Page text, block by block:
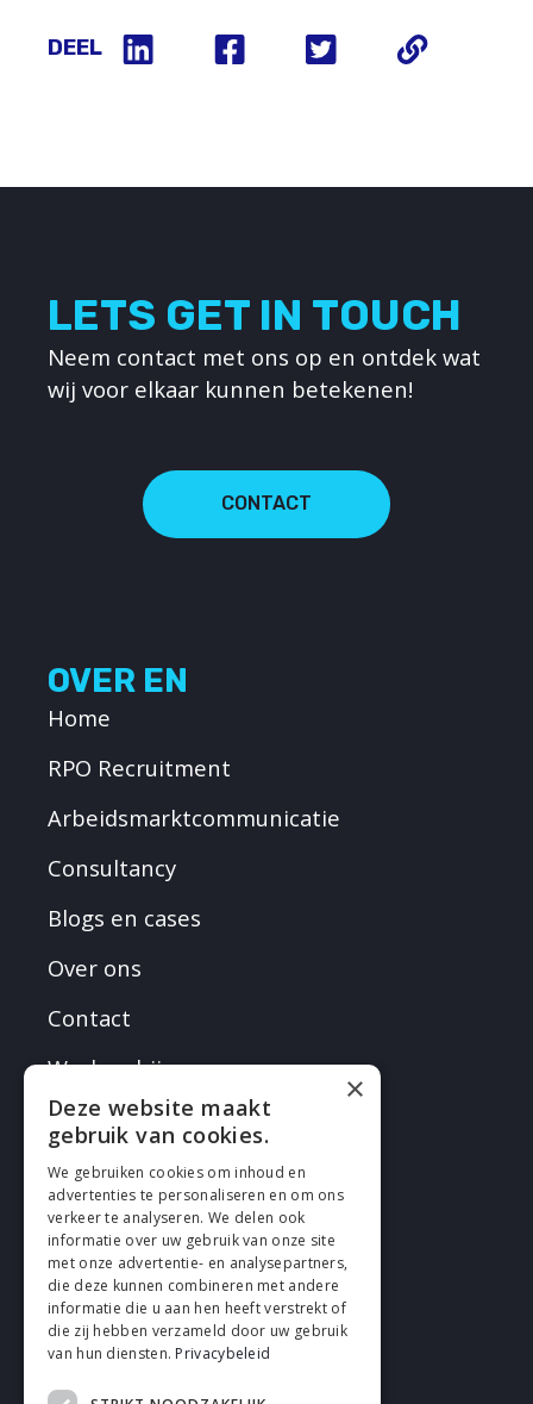
DEEL
LETS GET IN TOUCH
Neem contact met ons op en ontdek wat
wij voor elkaar kunnen betekenen!
CONTACT
OVER EN
Home
RPO Recruitment
Arbeidsmarktcommunicatie
Consultancy
Blogs en cases
Over ons
Contact
Werken bij
VOLG EN
×
Deze website maakt
gebruik van cookies.
We gebruiken cookies om inhoud en
advertenties te personaliseren en om ons
verkeer te analyseren. We delen ook
informatie over uw gebruik van onze site
met onze advertentie- en analysepartners,
die deze kunnen combineren met andere
informatie die u aan hen heeft verstrekt of
die zij hebben verzameld door uw gebruik
van hun diensten. Privacybeleid